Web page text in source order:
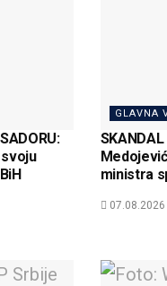
GLAVNA
SKANDAL
ministra
07.08.2026